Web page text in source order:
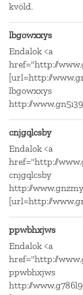
kvöld.
lbgowxxys
Endalok <a
href="http://
[url=http://
lbgowxxys
http://
cnjgqlcsby
Endalok <a
href="http://
cnjgqlcsby
http://
[url=http://
ppwbhxjws
Endalok <a
href="http://
ppwbhxjws
http://